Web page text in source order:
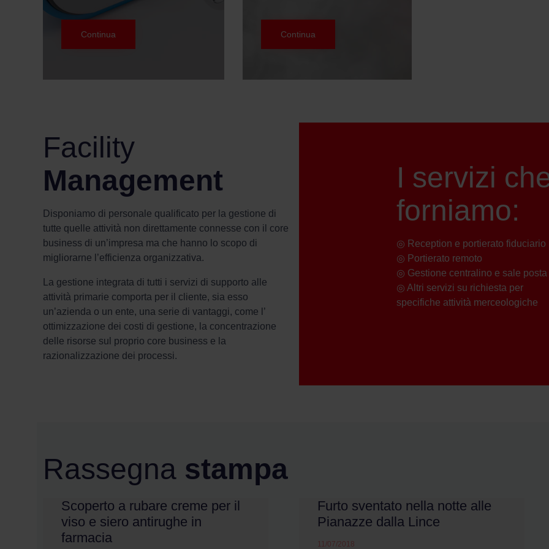
Continua Continua
Facility
Management
Disponiamo di personale qualificato per la gestione di
tutte quelle attività non direttamente connesse con il core
business di un’impresa ma che hanno lo scopo di
migliorarne l’efficienza organizzativa.
La gestione integrata di tutti i servizi di supporto alle
attività primarie comporta per il cliente, sia esso
un’azienda o un ente, una serie di vantaggi, come l’
ottimizzazione dei costi di gestione, la concentrazione
delle risorse sul proprio core business e la
razionalizzazione dei processi.
I servizi
forniamo:
◎ Reception e portierato fiduciario
◎ Portierato remoto
◎ Gestione centralino e sale posta
◎Altri servizi su richiesta per
specifiche attività merceologiche
Rassegna stampa
Scoperto a rubare creme per il
viso e siero antirughe in
farmacia
Furto sventato nella notte alle
Pianazze dalla Lince
11/07/2018